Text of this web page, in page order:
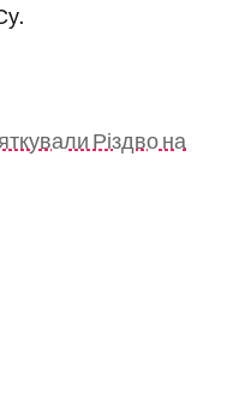
Різдво на